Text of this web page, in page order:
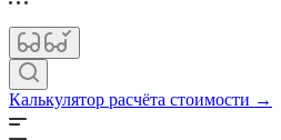
Калькулятор расчёта стоимости →